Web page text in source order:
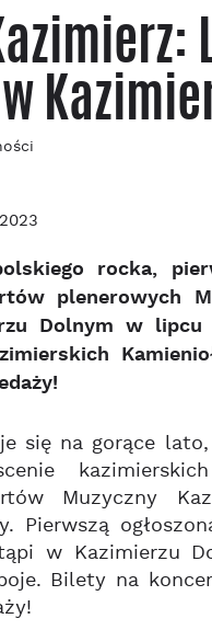
rocka,
plenerowych
Dolnym w
się na gorące
Muzyczny
Pierwszą
w Kazimierzu
Bilety na